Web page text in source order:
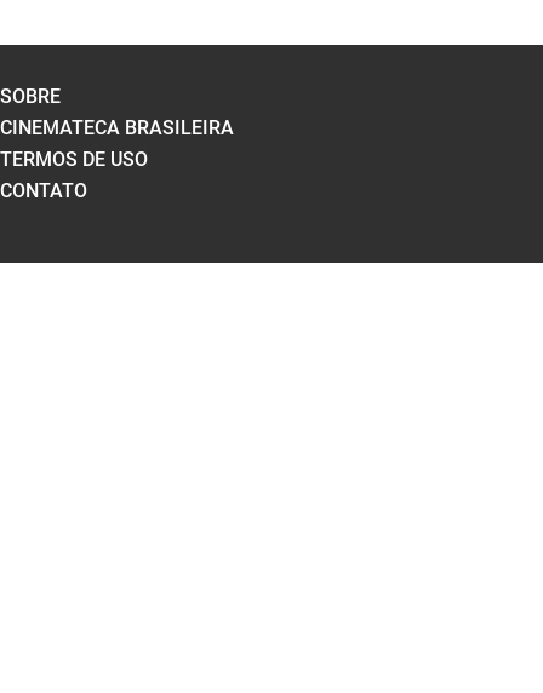
SOBRE
CINEMATECA BRASILEIRA
TERMOS DE USO
CONTATO